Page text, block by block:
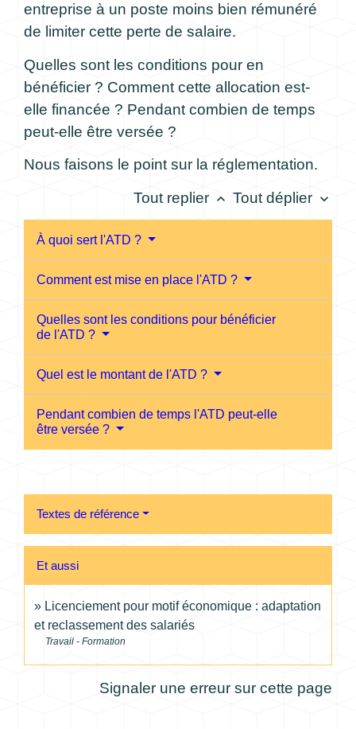
entreprise à un poste moins bien rémunéré
de limiter cette perte de salaire.
Quelles sont les conditions pour en
bénéficier ? Comment cette allocation est-
elle financée ? Pendant combien de temps
peut-elle être versée ?
Nous faisons le point sur la réglementation.
Tout replier keyboard_arrow_up Tout déplier keyboard_arrow_down
À quoi sert l'ATD ?
Comment est mise en place l'ATD ?
Quelles sont les conditions pour bénéficier
de l'ATD ?
Quel est le montant de l'ATD ?
Pendant combien de temps l'ATD peut-elle
être versée ?
Textes de référence
Et aussi
Licenciement pour motif économique : adaptation
et reclassement des salariés
Travail - Formation
Signaler une erreur sur cette page